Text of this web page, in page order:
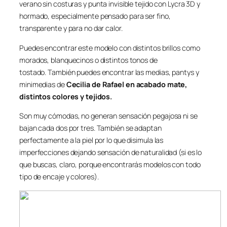
verano sin costuras y punta invisible tejido con Lycra 3D y
hormado, especialmente pensado para ser fino,
transparente y para no dar calor.
Puedes encontrar este modelo con distintos brillos como
morados, blanquecinos o distintos tonos de
tostado. También puedes encontrar las medias, pantys y
minimedias deCecilia de Rafael en acabado mate,
distintos colores y tejidos.
Son muy cómodas, no generan sensación pegajosa ni se
bajan cada dos por tres. También se adaptan
perfectamente a la piel por lo que disimula las
imperfecciones dejando sensación de naturalidad (si es lo
que buscas, claro, porque encontrarás modelos con todo
tipo de encaje y colores).